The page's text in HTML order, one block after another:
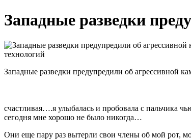
Западные разведки
Западные разведки предупредили об агрессивной
счастливая….я улыбалась и пробовала с
сегодня мне хорошо не было никогда…
Они еще пару раз вытерли свои члены об мой рот,